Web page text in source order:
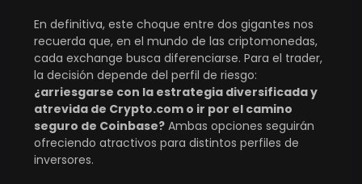
En definitiva, este choque entre dos gigantes nos
recuerda que, en el mundo de las criptomonedas,
cada exchange busca diferenciarse. Para el trader,
la decisión depende del perfil de riesgo:
¿arriesgarse con la estrategia diversificada y
atrevida de Crypto.com o ir por el camino
seguro de Coinbase? Ambas opciones seguirán
ofreciendo atractivos para distintos perfiles de
inversores.